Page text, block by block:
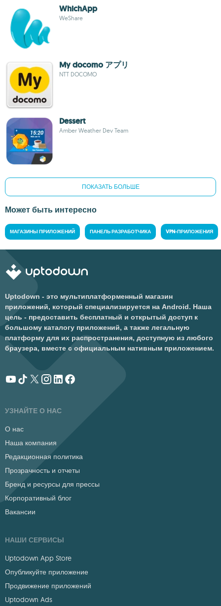
WhichApp
WeShare
My docomo アプリ
NTT DOCOMO
Dessert
Amber Weather Dev Team
ПОКАЗАТЬ БОЛЬШЕ
Может быть интересно
МАГАЗИНЫ ПРИЛОЖЕНИЙ ПАНЕЛЬ РАЗРАБОТЧИКА VPN-ПРИЛОЖЕНИЯ
Uptodown - это мультиплатформенный магазин
приложений, который специализируется на Android. Наша
цель - предоставить бесплатный и открытый доступ к
большому каталогу приложений, а также легальную
платформу для их распространения, доступную из любого
браузера, вместе с официальным нативным приложением.
УЗНАЙТЕ О НАС
О нас
Наша компания
Редакционная политика
Прозрачность и отчеты
Бренд и ресурсы для прессы
Корпоративный блог
Вакансии
НАШИ СЕРВИСЫ
Uptodown App Store
Опубликуйте приложение
Продвижение приложений
Uptodown Ads